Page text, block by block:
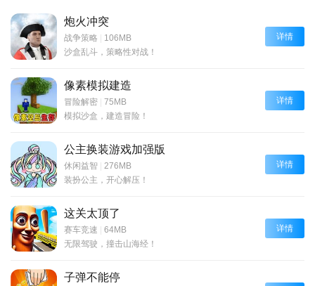
炮火冲突
战争策略 | 106MB
沙盒乱斗，策略性对战！
详情
像素模拟建造
冒险解密 | 75MB
模拟沙盒，建造冒险！
详情
公主换装游戏加强版
休闲益智 | 276MB
装扮公主，开心解压！
详情
这关太顶了
赛车竞速 | 64MB
无限驾驶，撞击山海经！
详情
子弹不能停